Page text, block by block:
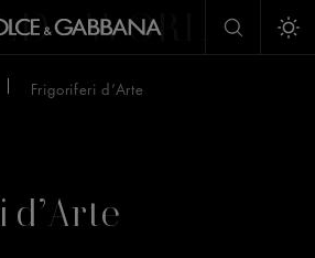
WORLD
Frigoriferi d’Arte